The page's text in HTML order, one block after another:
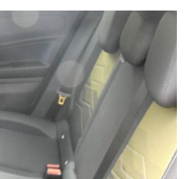
privacy
dei miei dati per finalità di